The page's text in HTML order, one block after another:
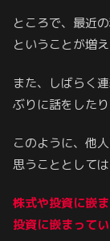
ところで、最近
ということが増
また、しばらく
ぶりに話をした
このように、他
思うこととしては
株式や投資に嵌
投資に嵌まって